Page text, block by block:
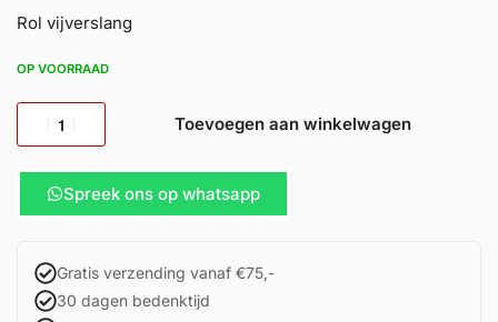
Rol vijverslang
OP VOORRAAD
Toevoegen aan winkelwagen
Spreek ons op whatsapp
Gratis verzending vanaf €75,-
30 dagen bedenktijd